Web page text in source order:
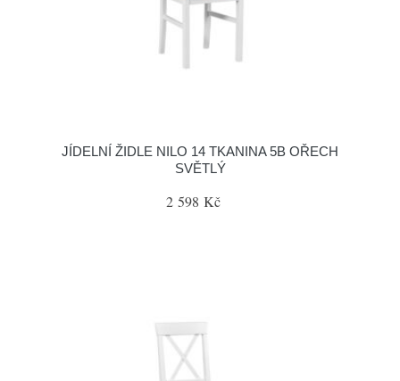
JÍDELNÍ ŽIDLE NILO 14 TKANINA 5B OŘECH
SVĚTLÝ
2 598 Kč